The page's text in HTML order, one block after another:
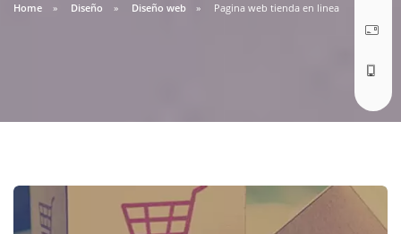
Home Diseño Diseño web Pagina web tienda en linea
ABRIR TICKET